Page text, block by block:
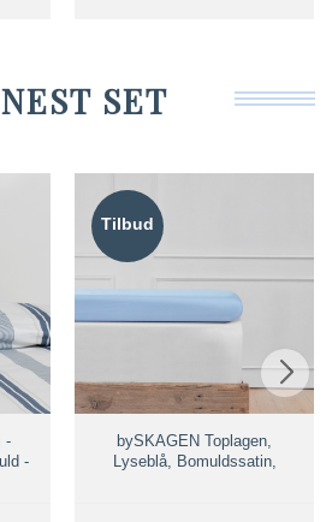
SET
-
-
Tilbud
bySKAGEN Toplagen,
Lyseblå, Bomuldssatin,